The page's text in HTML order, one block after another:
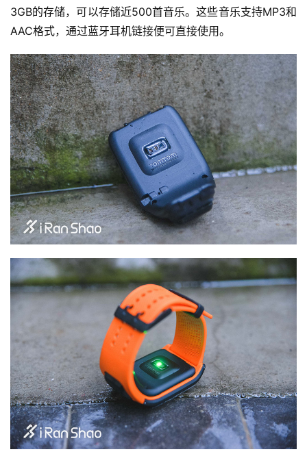
比
赛
观
察
装
备
训
练
视
频
用
户
运
动
集
3GB的存储，可以存储近500首音乐。这些音乐支持MP3和
AAC格式，通过蓝牙耳机链接便可直接使用。